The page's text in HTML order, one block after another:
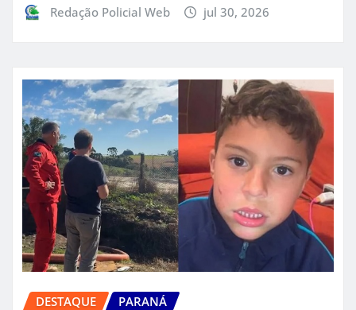
Redação Policial Web jul 30, 2026
DESTAQUE PARANÁ